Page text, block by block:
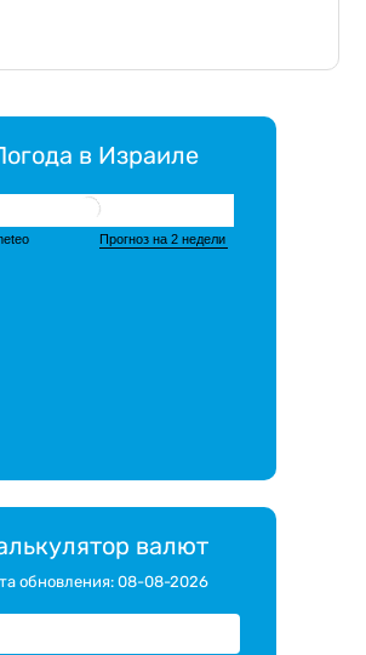
в Израиле
валют
обновления: 08-08-2026